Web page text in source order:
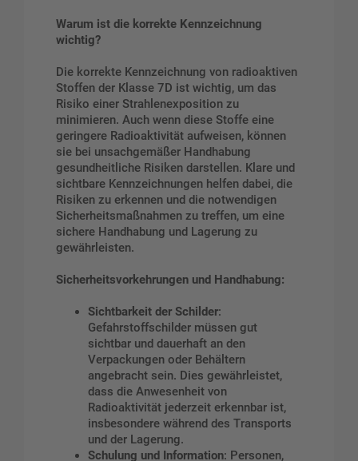
Warum ist die korrekte Kennzeichnung
wichtig?
Die korrekte Kennzeichnung von radioaktiven
Stoffen der Klasse 7D ist wichtig, um das
Risiko einer Strahlenexposition zu
minimieren. Auch wenn diese Stoffe eine
geringere Radioaktivität aufweisen, können
sie bei unsachgemäßer Handhabung
gesundheitliche Risiken darstellen. Klare und
sichtbare Kennzeichnungen helfen dabei, die
Risiken zu erkennen und die notwendigen
Sicherheitsmaßnahmen zu treffen, um eine
sichere Handhabung und Lagerung zu
gewährleisten.
Sicherheitsvorkehrungen und Handhabung:
Sichtbarkeit der Schilder:
Gefahrstoffschilder müssen gut
sichtbar und dauerhaft an den
Verpackungen oder Behältern
angebracht sein. Dies gewährleistet,
dass die Anwesenheit von
Radioaktivität jederzeit erkennbar ist,
insbesondere während des Transports
und der Lagerung.
Schulung und Information: Personen,